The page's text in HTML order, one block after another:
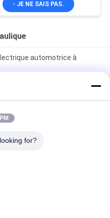
- JE NE SAIS PAS.
automotrice à
électrique à
d'extension 450 kg de
de 10 mètres Plateforme de
for?